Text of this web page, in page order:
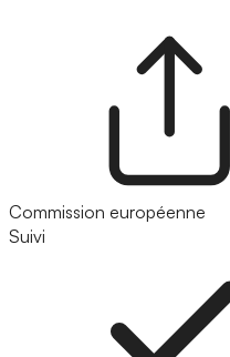
Commission européenne
Suivi